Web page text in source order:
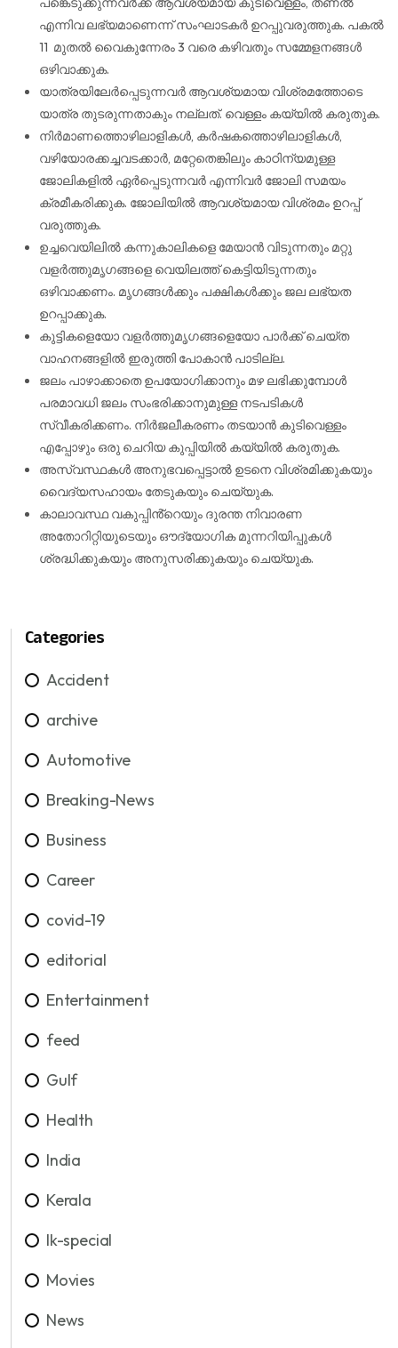
എന്നിവ ലഭ്യമാണെന്ന് സംഘാടകർ ഉറപ്പുവരുത്തുക. പകൽ
11 മുതല്‍ വൈകുന്നേരം 3 വരെ കഴിവതും സമ്മേളനങ്ങൾ
ഒഴിവാക്കുക.
യാത്രയിലേർപ്പെടുന്നവർ ആവശ്യമായ വിശ്രമത്തോടെ
യാത്ര തുടരുന്നതാകും നല്ലത്. വെള്ളം കയ്യിൽ കരുതുക.
നിർമാണത്തൊഴിലാളികൾ, കർഷകത്തൊഴിലാളികൾ,
വഴിയോരക്കച്ചവടക്കാർ, മറ്റേതെങ്കിലും കാഠിന്യമുള്ള
ജോലികളിൽ ഏർപ്പെടുന്നവർ എന്നിവർ ജോലി സമയം
ക്രമീകരിക്കുക. ജോലിയിൽ ആവശ്യമായ വിശ്രമം ഉറപ്പ്
വരുത്തുക.
ഉച്ചവെയിലിൽ കന്നുകാലികളെ മേയാൻ വിടുന്നതും മറ്റു
വളർത്തുമൃഗങ്ങളെ വെയിലത്ത് കെട്ടിയിടുന്നതും
ഒഴിവാക്കണം. മൃഗങ്ങൾക്കും പക്ഷികൾക്കും ജല ലഭ്യത
ഉറപ്പാക്കുക.
കുട്ടികളെയോ വളർത്തുമൃഗങ്ങളെയോ പാർക്ക് ചെയ്ത
വാഹനങ്ങളിൽ ഇരുത്തി പോകാൻ പാടില്ല.
ജലം പാഴാക്കാതെ ഉപയോഗിക്കാനും മഴ ലഭിക്കുമ്പോൾ
പരമാവധി ജലം സംഭരിക്കാനുമുള്ള നടപടികൾ
സ്വീകരിക്കണം. നിര്‍ജലീകരണം തടയാന്‍ കുടിവെള്ളം
എപ്പോഴും ഒരു ചെറിയ കുപ്പിയില്‍ കയ്യില്‍ കരുതുക.
അസ്വസ്ഥകൾ അനുഭവപ്പെട്ടാൽ ഉടനെ വിശ്രമിക്കുകയും
വൈദ്യസഹായം തേടുകയും ചെയ്യുക.
കാലാവസ്ഥ വകുപ്പിൻ്റെയും ദുരന്ത നിവാരണ
അതോറിറ്റിയുടെയും ഔദ്യോഗിക മുന്നറിയിപ്പുകൾ
ശ്രദ്ധിക്കുകയും അനുസരിക്കുകയും ചെയ്യുക.
Categories
Accident
archive
Automotive
Breaking-News
Business
Career
covid-19
editorial
Entertainment
feed
Gulf
Health
India
Kerala
lk-special
Movies
News